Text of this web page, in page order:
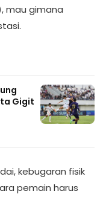
mau gimana
Gigit
kebugaran fisik
pemain harus